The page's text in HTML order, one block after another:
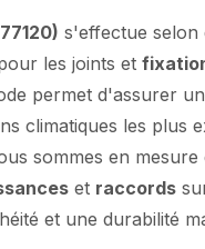
s'effectue selon
les joints et
permet d'assurer
climatiques les plus
sommes en mesure
et raccords
et une durabilité